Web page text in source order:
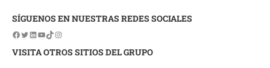
SÍGUENOS EN NUESTRAS REDES SOCIALES
VISITA OTROS SITIOS DEL GRUPO